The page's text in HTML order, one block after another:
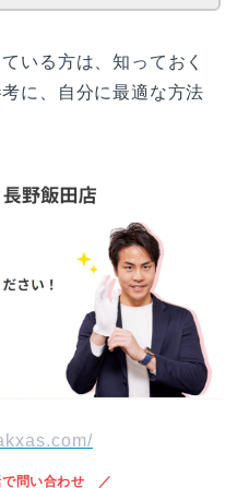
いる方は、知っておく
に、自分に最適な方法
問い合わせ